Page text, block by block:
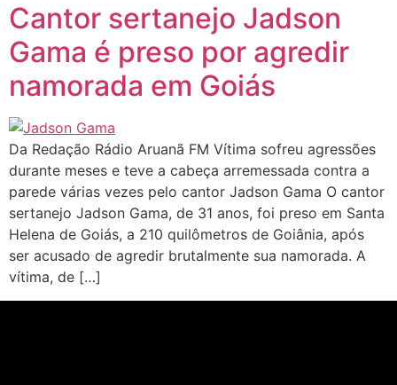
Cantor sertanejo Jadson
Gama é preso por agredir
namorada em Goiás
Da Redação Rádio Aruanã FM Vítima sofreu agressões
durante meses e teve a cabeça arremessada contra a
parede várias vezes pelo cantor Jadson Gama O cantor
sertanejo Jadson Gama, de 31 anos, foi preso em Santa
Helena de Goiás, a 210 quilômetros de Goiânia, após
ser acusado de agredir brutalmente sua namorada. A
vítima, de […]